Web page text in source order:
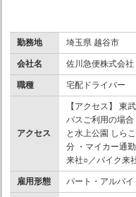
勤務地 埼玉県 越谷市
会社名 佐川急便株式会社
職種 宅配ドライバー
アクセス
【アクセス】 東
バスご利用の場
と水上公園 しら
分 ・マイカー通
来社○／バイク来
雇用形態 パート・アルバイ